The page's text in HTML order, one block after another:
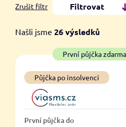
Zrušit filtr Filtrovat
Od
Do
První půjčka zdarma
–
Našli jsme26výsledků
První půjčka zdarma
Půjčka po insolvenci
První půjčka do